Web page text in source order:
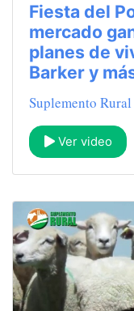
Fiesta del
mercado
planes de
Barker y
Suplemento Rural
Ver video